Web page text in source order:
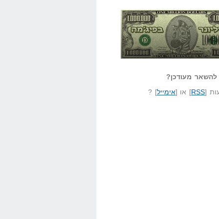
שאל שאלה בפיג'מה
מעודכן?
[
RSS] או [אימייל] ?